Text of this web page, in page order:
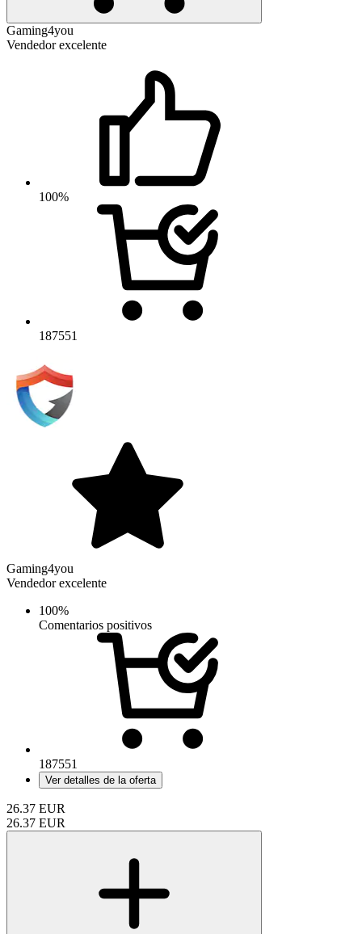
Gaming4you
Vendedor excelente
100%
187551
Gaming4you
Vendedor excelente
100%
Comentarios positivos
187551
Ver detalles de la oferta
26.37 EUR
26.37 EUR